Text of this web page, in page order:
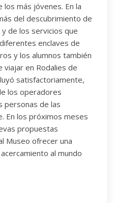
más jóvenes. En la
del descubrimiento de
de los servicios que
enclaves de
y los alumnos también
en Rodalies de
satisfactoriamente,
los operadores
personas de las
En los próximos meses
propuestas
Museo ofrecer una
al mundo